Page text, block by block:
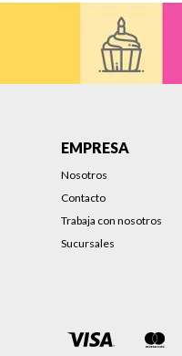
EMPRESA
Nosotros
Contacto
Trabaja con nosotros
Sucursales